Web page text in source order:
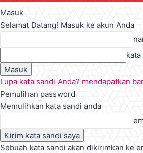
Masuk
Selamat Datang! Masuk ke akun Anda
Lupa kata sandi Anda? mendapatkan
Pemulihan password
Memulihkan kata sandi anda
Sebuah kata sandi akan dikirimkan ke